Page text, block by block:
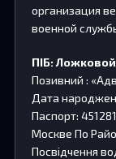
организация
военной
ПІБ:
Позивний :
Дата
Паспорт:
Москве По
Посвідчення